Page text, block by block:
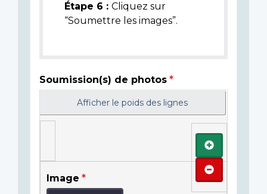
Étape 6 : Cliquez sur
“Soumettre les images”.
Soumission(s) de photos
Afficher le poids des lignes
Image
Ajouter
Retirer